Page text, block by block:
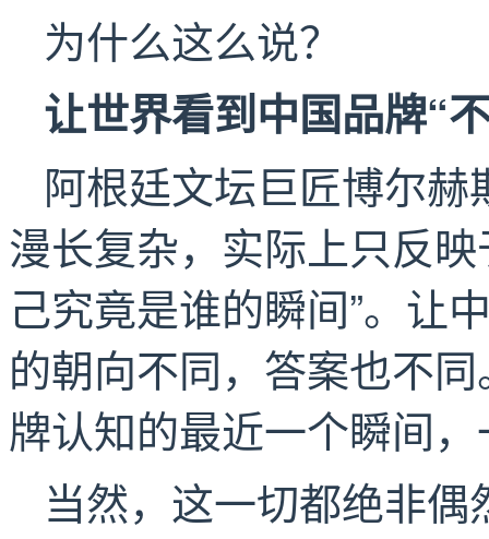
为什么这么说？
让世界看到中国品牌“
阿根廷文坛巨匠博尔赫
漫长复杂，实际上只反
己究竟是谁的瞬间”。让
的朝向不同，答案也不
牌认知的最近一个瞬间
当然，这一切都绝非偶